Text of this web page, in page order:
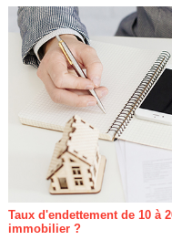
Taux d'endettement de 10 à
immobilier ?